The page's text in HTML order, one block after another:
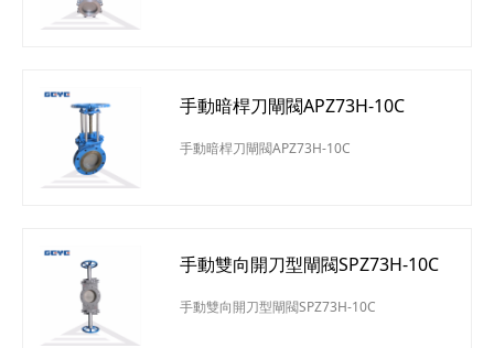
手動暗桿刀閘閥APZ73H-10C
手動暗桿刀閘閥APZ73H-10C
手動雙向開刀型閘閥SPZ73H-10C
手動雙向開刀型閘閥SPZ73H-10C